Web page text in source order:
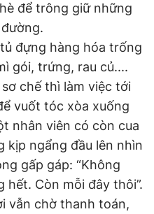
hệ quảng cáo
780 404
để trông giữ những
đựng hàng hóa trống
gói, trứng, rau củ....
chế thì làm việc tới
vuốt tóc xòa xuống
nhân viên có còn cua
kịp ngẩng đầu lên nhìn
gấp gáp: “Không
hết. Còn mỗi đây thôi”.
vẫn chờ thanh toán,